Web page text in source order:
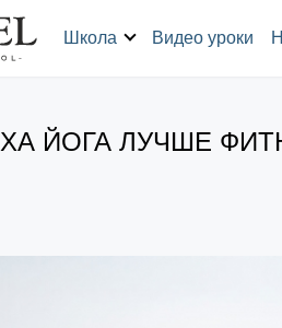
Школа Видео уроки
ЙОГА ЛУЧШЕ